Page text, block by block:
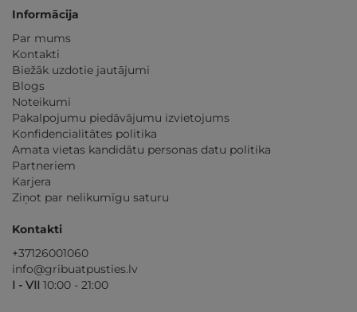
Informācija
Par mums
Kontakti
Biežāk uzdotie jautājumi
Blogs
Noteikumi
Pakalpojumu piedāvājumu izvietojums
Konfidencialitātes politika
Amata vietas kandidātu personas datu politika
Partneriem
Karjera
Ziņot par nelikumīgu saturu
Kontakti
+37126001060
info@gribuatpusties.lv
I - VII 10:00 - 21:00